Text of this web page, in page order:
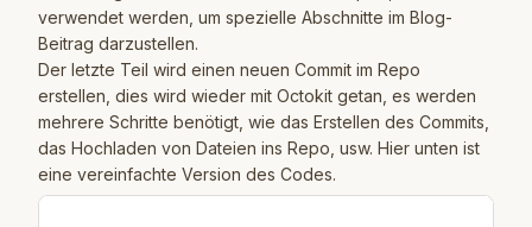
verwendet werden, um spezielle Abschnitte im Blog-
Beitrag darzustellen.
Der letzte Teil wird einen neuen Commit im Repo
erstellen, dies wird wieder mit Octokit getan, es werden
mehrere Schritte benötigt, wie das Erstellen des Commits,
das Hochladen von Dateien ins Repo, usw. Hier unten ist
eine vereinfachte Version des Codes.